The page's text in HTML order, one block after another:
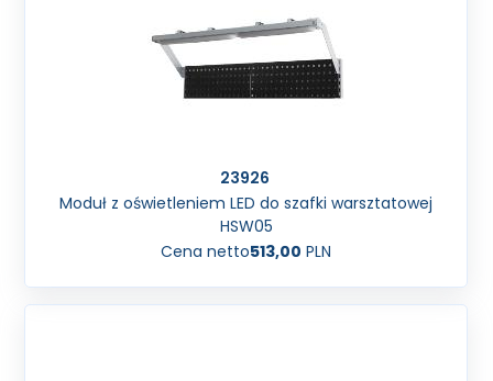
23926
Moduł z oświetleniem LED do szafki warsztatowej
HSW05
Cena netto513,00 PLN